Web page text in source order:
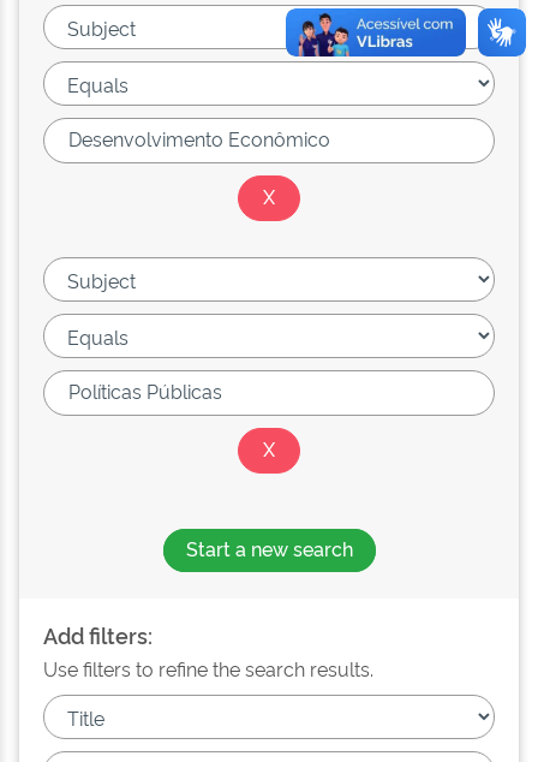
Start a new search
Add filters:
Use filters to refine the search results.